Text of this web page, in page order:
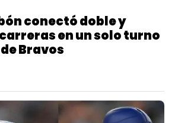
conectó doble y
en un solo turno
Bravos